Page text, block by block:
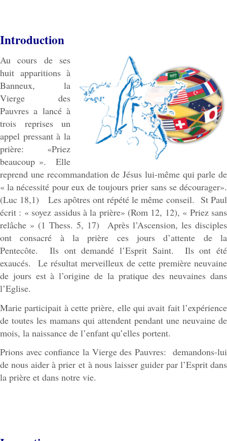
Introduction
Au cours de ses
huit apparitions à
Banneux, la
Vierge des
Pauvres a lancé à
trois reprises un
appel pressant à la
prière: «Priez
beaucoup ». Elle
reprend une recommandation de Jésus lui-même qui parle de
« la nécessité pour eux de toujours prier sans se décourager».
(Luc 18,1) Les apôtres ont répété le même conseil. St Paul
écrit : « soyez assidus à la prière» (Rom 12, 12), « Priez sans
relâche » (1 Thess. 5, 17) Après l’Ascension, les disciples
ont consacré à la prière ces jours d’attente de la
Pentecôte. Ils ont demandé l’Esprit Saint. Ils ont été
exaucés. Le résultat merveilleux de cette première neuvaine
de jours est à l’origine de la pratique des neuvaines dans
l’Eglise.
Marie participait à cette prière, elle qui avait fait l’expérience
de toutes les mamans qui attendent pendant une neuvaine de
mois, la naissance de l’enfant qu’elles portent.
Prions avec confiance la Vierge des Pauvres: demandons-lui
de nous aider à prier et à nous laisser guider par l’Esprit dans
la prière et dans notre vie.